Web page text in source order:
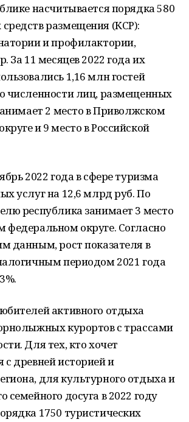
насчитывается порядка 580
размещения (КСР):
и профилактории,
За 11 месяцев 2022 года их
1,16 млн гостей
численности лиц, размещенных
2 место в Приволжском
и 9 место в Российской
2022 года в сфере туризма
услуг на 12,6 млрд руб. По
республика занимает 3 место
федеральном округе. Согласно
данным, рост показателя в
периодом 2021 года
активного отдыха
курортов с трассами
Для тех, кто хочет
с древней историей и
для культурного отдыха и
семейного досуга в 2022 году
1750 туристических